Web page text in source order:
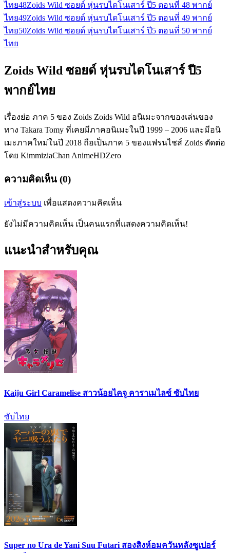
ไทย48Zoids Wild ซอยด์ หุ่นรบไดโนเสาร์ ปี5 ตอนที่ 48 พากย์
ไทย49Zoids Wild ซอยด์ หุ่นรบไดโนเสาร์ ปี5 ตอนที่ 49 พากย์
ไทย50Zoids Wild ซอยด์ หุ่นรบไดโนเสาร์ ปี5 ตอนที่ 50 พากย์
ไทย
Zoids Wild ซอยด์ หุ่นรบไดโนเสาร์ ปี5
พากย์ไทย
เรื่องย่อ ภาค 5 ของ Zoids Zoids Wild อนิเมะจากของเล่นของ
ทาง Takara Tomy ที่เคยมีภาคอนิเมะในปี 1999 – 2006 และมีอนิ
เมะภาคใหม่ในปี 2018 ถือเป็นภาค 5 ของแฟรนไชส์ Zoids ตัดต่อ
โดย KimmiziaChan AnimeHDZero
ความคิดเห็น (0)
เข้าสู่ระบบ เพื่อแสดงความคิดเห็น
ยังไม่มีความคิดเห็น เป็นคนแรกที่แสดงความคิดเห็น!
แนะนำสำหรับคุณ
Kaiju Girl Caramelise สาวน้อยไคจู คาราเมไลซ์ ซับไทย
ซับไทย
Super no Ura de Yani Suu Futari สองสิงห์อมควันหลังซูเปอร์